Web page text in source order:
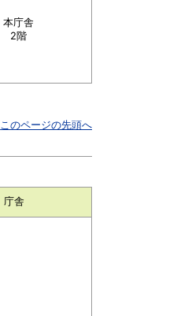
本庁舎
2階
このページの先頭へ
庁舎